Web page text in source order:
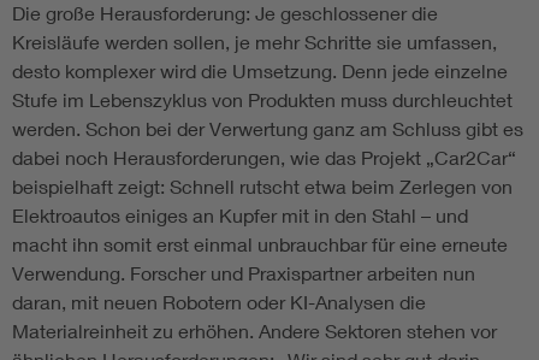
Die große Herausforderung: Je geschlossener die
Kreisläufe werden sollen, je mehr Schritte sie umfassen,
desto komplexer wird die Umsetzung. Denn jede einzelne
Stufe im Lebenszyklus von Produkten muss durchleuchtet
werden. Schon bei der Verwertung ganz am Schluss gibt es
dabei noch Herausforderungen, wie das Projekt „Car2Car“
beispielhaft zeigt: Schnell rutscht etwa beim Zerlegen von
Elektroautos einiges an Kupfer mit in den Stahl – und
macht ihn somit erst einmal unbrauchbar für eine erneute
Verwendung. Forscher und Praxispartner arbeiten nun
daran, mit neuen Robotern oder KI-Analysen die
Materialreinheit zu erhöhen. Andere Sektoren stehen vor